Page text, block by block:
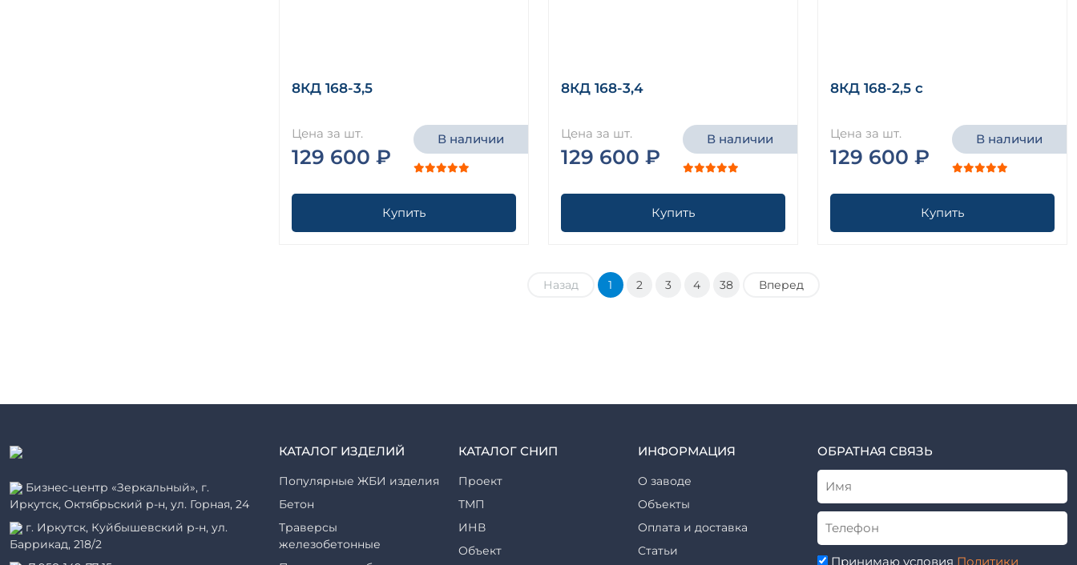
8КД 168-3,5
Цена за шт.
129 600 ₽
В наличии
Купить
8КД 168-3,4
Цена за шт.
129 600 ₽
В наличии
Купить
8КД 168-2,5 с
Цена за шт.
129 600 ₽
В наличии
Купить
Назад 1 2 3 4 38 Вперед
Бизнес-центр «Зеркальный», г.
Иркутск, Октябрьский р-н, ул. Горная, 24
г. Иркутск, Куйбышевский р-н, ул.
Баррикад, 218/2
КАТАЛОГ ИЗДЕЛИЙ
Популярные ЖБИ изделия
Бетон
Траверсы
железобетонные
КАТАЛОГ СНИП
Проект
ТМП
ИНВ
Объект
ИНФОРМАЦИЯ
О заводе
Объекты
Оплата и доставка
Статьи
ОБРАТНАЯ СВЯЗЬ
Принимаю условия Политики